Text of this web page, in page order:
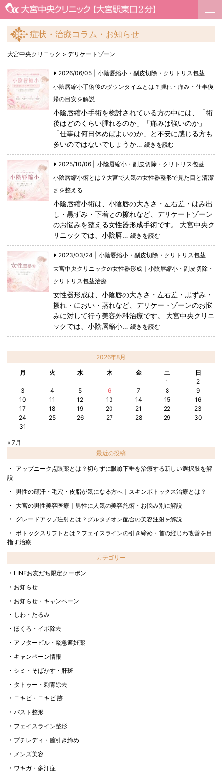
症状・治療コラム・お知らせ
大宮中央クリニック > デリケートゾーン
2026/06/05 |
小陰唇縮小・副皮切除・クリトリス包茎
小陰唇縮小手術後のダウンタイムとは？腫れ・痛み・仕事復
帰の目安を解説
小陰唇縮小手術を検討されている方の中には、「術
後はどのくらい腫れるのか」「痛みは強いのか」
「仕事は何日休めばよいのか」と不安に感じる方も
多いのではないでしょうか… 続きを読む
2025/10/06 |
小陰唇縮小・副皮切除・クリトリス包茎
小陰唇縮小術とは？大宮で人気の女性器整形で見た目と清潔
さを整える
小陰唇縮小術は、小陰唇の大きさ・左右差・はみ出
し・黒ずみ・下着との擦れなど、デリケートゾーン
のお悩みを整える女性器形成手術です。 大宮中央ク
リニックでは、小陰唇… 続きを読む
2023/03/24 |
小陰唇縮小・副皮切除・クリトリス包茎
大宮中央クリニックの女性器形成｜小陰唇縮小・副皮切除・
クリトリス包茎治療
女性器形成は、小陰唇の大きさ・左右差・黒ずみ・
擦れ・におい・蒸れなど、デリケートゾーンのお悩
みに対して行う美容外科治療です。 大宮中央クリニ
ックでは、小陰唇縮小… 続きを読む
2026年8月
月 火 水 木 金 土
日
1
2
3
4 5 6 7 8
9
10
11 12 13 14 15
16
17
18 19 20 21 22
23
24
25 26 27 28 29
30
31
« 7月
最近の投稿
アップニーク点眼薬とは？切らずに眼瞼下垂を治療する新しい選択肢を解
説
男性の顔汗・毛穴・皮脂が気になる方へ｜スキンボトックス治療とは？
大宮の男性美容医療｜男性に人気の美容施術・お悩み別に解説
グレードアップ注射とは？グルタチオン配合の美容注射を解説
ボトックスリフトとは？フェイスラインの引き締め・首の縦じわ改善を目
指す治療
カテゴリー
LINEお友だち限定クーポン
お知らせ
お知らせ・キャンペーン
しわ・たるみ
ほくろ・イボ除去
アフターピル・緊急避妊薬
キャンペーン情報
シミ・そばかす・肝斑
タトゥー・刺青除去
ニキビ・ニキビ 跡
バスト整形
フェイスライン整形
プチレディ・膣引き締め
メンズ美容
ワキガ・多汗症